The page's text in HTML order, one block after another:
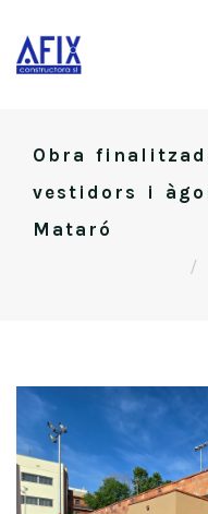
Obra
vestidors i
Mataró